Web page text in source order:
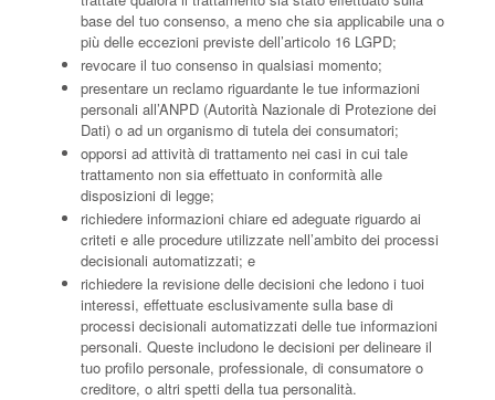
base del tuo consenso, a meno che sia applicabile una o
più delle eccezioni previste dell’articolo 16 LGPD;
revocare il tuo consenso in qualsiasi momento;
presentare un reclamo riguardante le tue informazioni
personali all’ANPD (Autorità Nazionale di Protezione dei
Dati) o ad un organismo di tutela dei consumatori;
opporsi ad attività di trattamento nei casi in cui tale
trattamento non sia effettuato in conformità alle
disposizioni di legge;
richiedere informazioni chiare ed adeguate riguardo ai
criteti e alle procedure utilizzate nell’ambito dei processi
decisionali automatizzati; e
richiedere la revisione delle decisioni che ledono i tuoi
interessi, effettuate esclusivamente sulla base di
processi decisionali automatizzati delle tue informazioni
personali. Queste includono le decisioni per delineare il
tuo profilo personale, professionale, di consumatore o
creditore, o altri spetti della tua personalità.